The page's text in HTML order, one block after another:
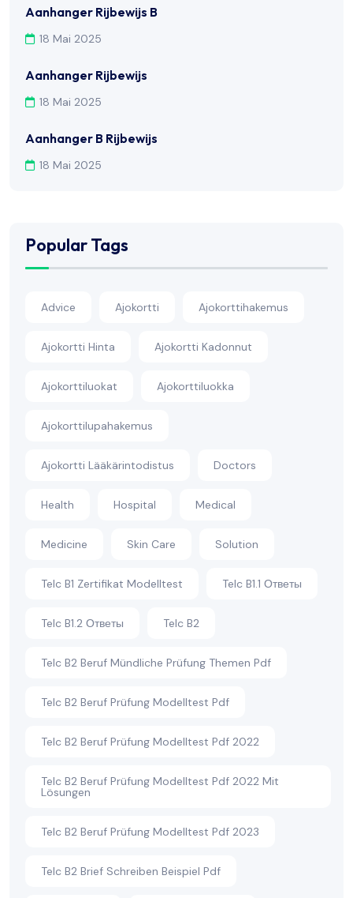
Aanhanger Rijbewijs B
18 Mai 2025
Aanhanger Rijbewijs
18 Mai 2025
Aanhanger B Rijbewijs
18 Mai 2025
Popular Tags
Advice Ajokortti Ajokorttihakemus
Ajokortti Hinta Ajokortti Kadonnut
Ajokorttiluokat Ajokorttiluokka
Ajokorttilupahakemus
Ajokortti Lääkärintodistus Doctors
Health Hospital Medical
Medicine Skin Care Solution
Telc B1 Zertifikat Modelltest Telc B1.1 Ответы
Telc B1.2 Ответы Telc B2
Telc B2 Beruf Mündliche Prüfung Themen Pdf
Telc B2 Beruf Prüfung Modelltest Pdf
Telc B2 Beruf Prüfung Modelltest Pdf 2022
Telc B2 Beruf Prüfung Modelltest Pdf 2022 Mit
Lösungen
Telc B2 Beruf Prüfung Modelltest Pdf 2023
Telc B2 Brief Schreiben Beispiel Pdf